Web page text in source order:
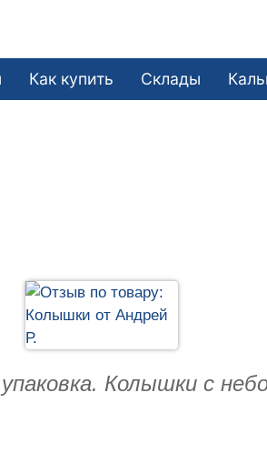
Как купить Склады
Колышки с